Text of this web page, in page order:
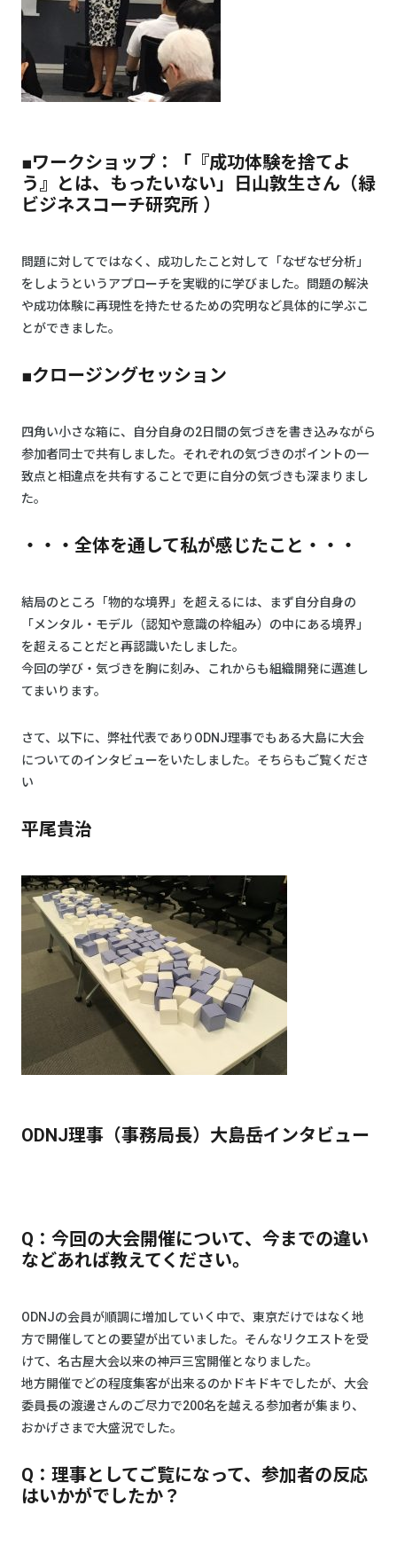
■ワークショップ：「『成功体験を捨てよ
う』とは、もったいない」日山敦生さん（緑
ビジネスコーチ研究所 ）
問題に対してではなく、成功したこと対して「なぜなぜ分析」
をしようというアプローチを実戦的に学びました。問題の解決
や成功体験に再現性を持たせるための究明など具体的に学ぶこ
とができました。
■クロージングセッション
四角い小さな箱に、自分自身の2日間の気づきを書き込みながら
参加者同士で共有しました。それぞれの気づきのポイントの一
致点と相違点を共有することで更に自分の気づきも深まりまし
た。
・・・全体を通して私が感じたこと・・・
結局のところ「物的な境界」を超えるには、まず自分自身の
「メンタル・モデル（認知や意識の枠組み）の中にある境界」
を超えることだと再認識いたしました。
今回の学び・気づきを胸に刻み、これからも組織開発に邁進し
てまいります。
さて、以下に、弊社代表でありODNJ理事でもある大島に大会
についてのインタビューをいたしました。そちらもご覧くださ
い
平尾貴治
ODNJ理事（事務局長）大島岳インタビュー
Q：今回の大会開催について、今までの違い
などあれば教えてください。
ODNJの会員が順調に増加していく中で、東京だけではなく地
方で開催してとの要望が出ていました。そんなリクエストを受
けて、名古屋大会以来の神戸三宮開催となりました。
地方開催でどの程度集客が出来るのかドキドキでしたが、大会
委員長の渡邊さんのご尽力で200名を越える参加者が集まり、
おかげさまで大盛況でした。
Q：理事としてご覧になって、参加者の反応
はいかがでしたか？